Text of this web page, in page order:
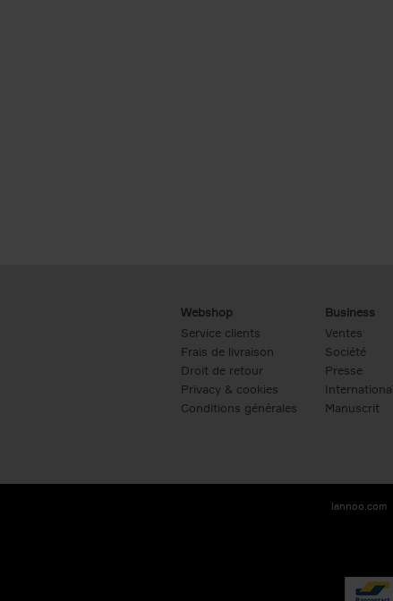
Webshop
Service clients
Frais de livraison
Droit de retour
Privacy & cookies
Conditions générales
Business
Ventes
Société
Presse
International
Manuscrit
lannoo.com